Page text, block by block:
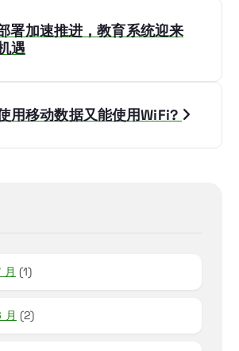
署加速推进，教育系统迎来
遇
用移动数据又能使用WiFi?
(1)
月 (2)